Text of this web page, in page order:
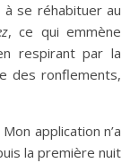
à se réhabituer au
, ce qui emmène
respirant par la
des ronflements,
application n’a
la première nuit